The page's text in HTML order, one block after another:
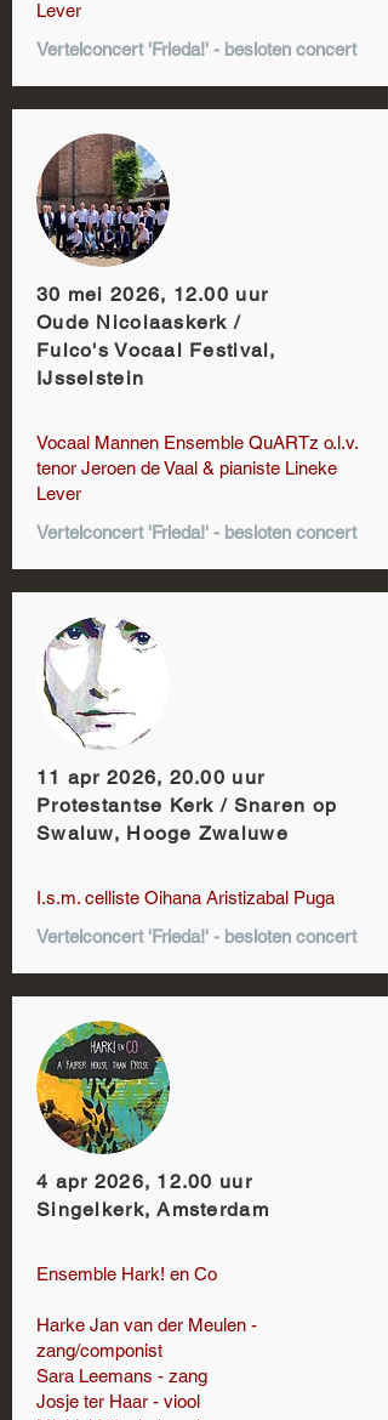
Lever
Vertelconcert 'Frieda!' - besloten concert
30 mei 2026, 12.00 uur
Oude Nicolaaskerk /
Fulco's Vocaal Festival,
IJsselstein
Vocaal Mannen Ensemble QuARTz o.l.v.
tenor Jeroen de Vaal & pianiste Lineke
Lever
Vertelconcert 'Frieda!' - besloten concert
11 apr 2026, 20.00 uur
Protestantse Kerk / Snaren op
Swaluw, Hooge Zwaluwe
I.s.m. celliste Oihana Aristizabal Puga
Vertelconcert 'Frieda!' - besloten concert
4 apr 2026, 12.00 uur
Singelkerk, Amsterdam
Ensemble Hark! en Co
Harke Jan van der Meulen -
zang/componist
Sara Leemans - zang
Josje ter Haar - viool